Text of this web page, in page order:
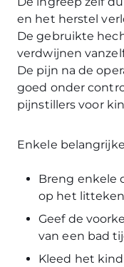
en het herstel
De gebruikte
verdwijnen
De pijn na de
goed onder
pijnstillers voor
Enkele
Breng enkele
op het
Geef de
van een bad
Kleed het